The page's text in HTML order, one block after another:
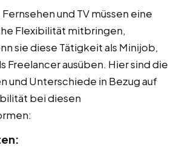
und TV müssen eine
Flexibilität mitbringen,
sie diese Tätigkeit als Minijob,
Freelancer ausüben. Hier sind die
und Unterschiede in Bezug auf
bei diesen